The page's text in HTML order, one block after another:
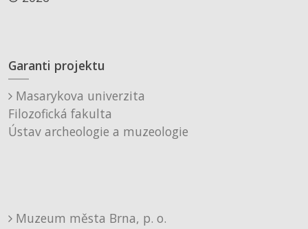
Garanti projektu
Masarykova univerzita
Filozofická fakulta
Ústav archeologie a muzeologie
Muzeum města Brna, p. o.